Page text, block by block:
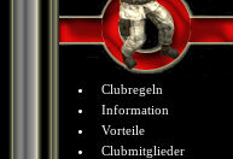
Clubregeln
Information
Vorteile
Clubmitglieder